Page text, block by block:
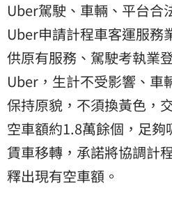
Uber駕駛、車輛、平台合
Uber申請計程車客運服務
供原有服務、駕駛考執業
Uber，生計不受影響、車
保持原貌，不須換黃色，
空車額約1.8萬餘個，足
賃車移轉，承諾將協調計
釋出現有空車額。